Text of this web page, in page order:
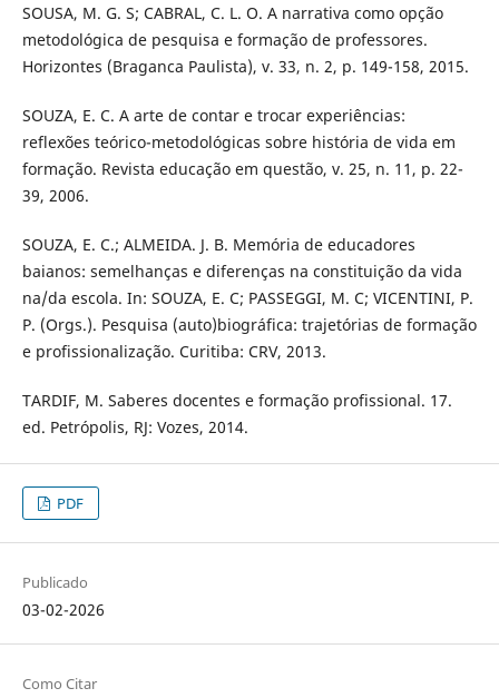
SOUSA, M. G. S; CABRAL, C. L. O. A narrativa como opção
metodológica de pesquisa e formação de professores.
Horizontes (Braganca Paulista), v. 33, n. 2, p. 149-158, 2015.
SOUZA, E. C. A arte de contar e trocar experiências:
reflexões teórico-metodológicas sobre história de vida em
formação. Revista educação em questão, v. 25, n. 11, p. 22-
39, 2006.
SOUZA, E. C.; ALMEIDA. J. B. Memória de educadores
baianos: semelhanças e diferenças na constituição da vida
na/da escola. In: SOUZA, E. C; PASSEGGI, M. C; VICENTINI, P.
P. (Orgs.). Pesquisa (auto)biográfica: trajetórias de formação
e profissionalização. Curitiba: CRV, 2013.
TARDIF, M. Saberes docentes e formação profissional. 17.
ed. Petrópolis, RJ: Vozes, 2014.
PDF
Publicado
03-02-2026
Como Citar